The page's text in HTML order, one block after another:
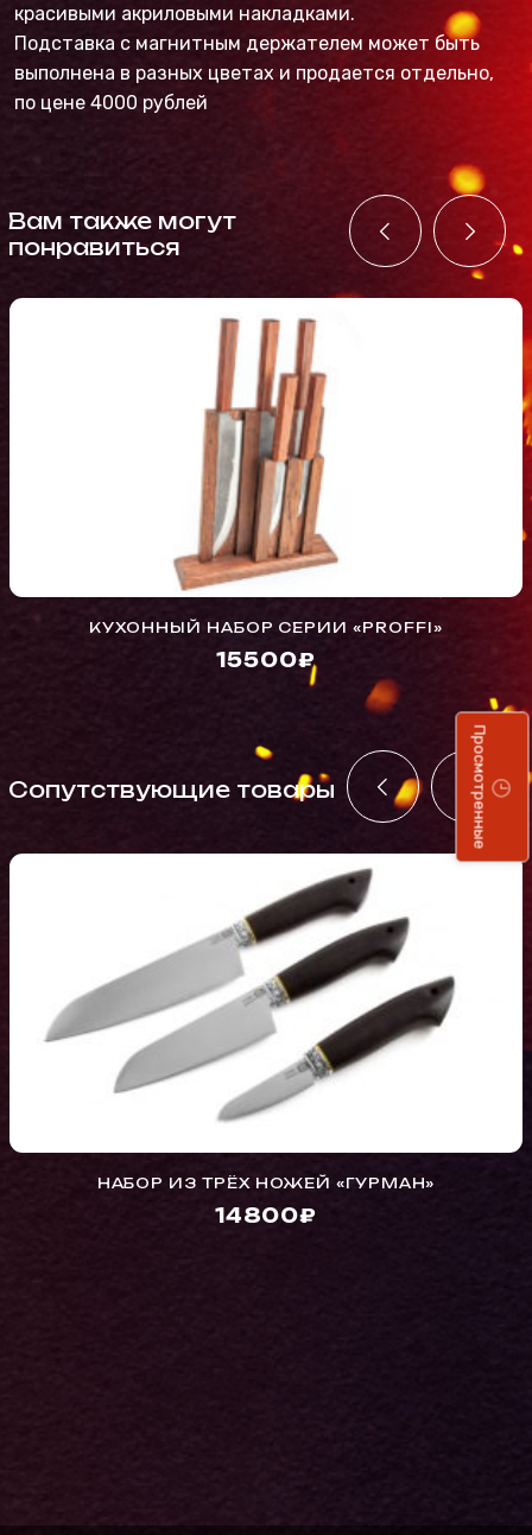
красивыми акриловыми накладками.
Подставка с магнитным держателем может быть
выполнена в разных цветах и продается отдельно,
по цене 4000 рублей
Вам также могут
понравиться
КУХОННЫЙ НАБОР СЕРИИ «PROFFI»
15500₽
Cопутствующие товары
НАБОР ИЗ ТРЁХ НОЖЕЙ «ГУРМАН»
14800₽
Просмотренные